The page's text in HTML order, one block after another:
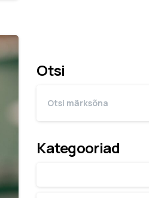
Otsi
Kategooriad